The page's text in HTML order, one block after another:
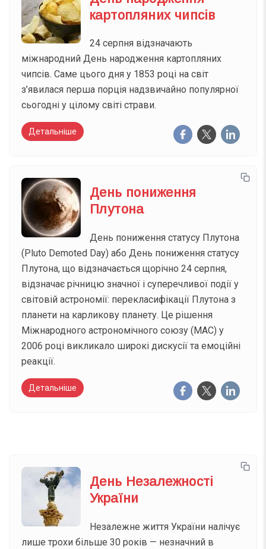
картопляних чипсів
24 серпня відзначають
міжнародний День народження картопляних
чипсів. Саме цього дня у 1853 році на світ
з’явилася перша порція надзвичайно популярної
сьогодні у цілому світі страви.
Детальніше
День пониження
Плутона
День пониження статусу Плутона
(Pluto Demoted Day) або День пониження статусу
Плутона, що відзначається щорічно 24 серпня,
відзначає річницю значної і суперечливої події у
світовій астрономії: перекласифікації Плутона з
планети на карликову планету. Це рішення
Міжнародного астрономічного союзу (МАС) у
2006 році викликало широкі дискусії та емоційні
реакції.
Детальніше
День Незалежності
України
Незалежне життя України налічує
лише трохи більше 30 років — незначний в